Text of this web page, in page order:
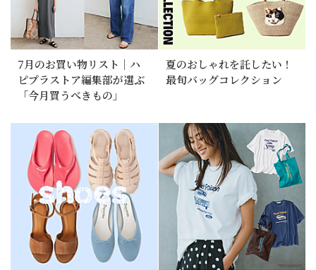
7月のお買い物リスト｜ハ
ピプラストア編集部が選ぶ
「今月買うべきもの」
夏のおしゃれを託したい！
最旬バッグコレクション